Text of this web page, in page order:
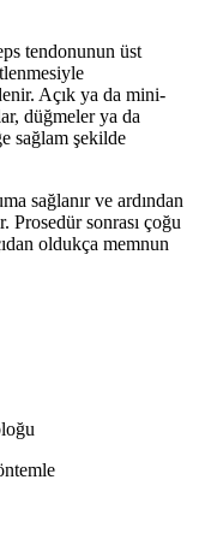
tendonunun üst
Açık ya da mini-
düğmeler ya da
sağlam şekilde
sağlanır ve ardından
Prosedür sonrası çoğu
oldukça memnun